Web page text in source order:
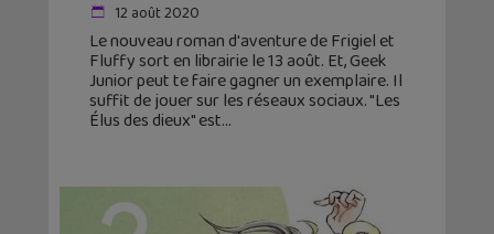
12 août 2020
Le nouveau roman d'aventure de Frigiel et
Fluffy sort en librairie le 13 août. Et, Geek
Junior peut te faire gagner un exemplaire. Il
suffit de jouer sur les réseaux sociaux. "Les
Élus des dieux" est